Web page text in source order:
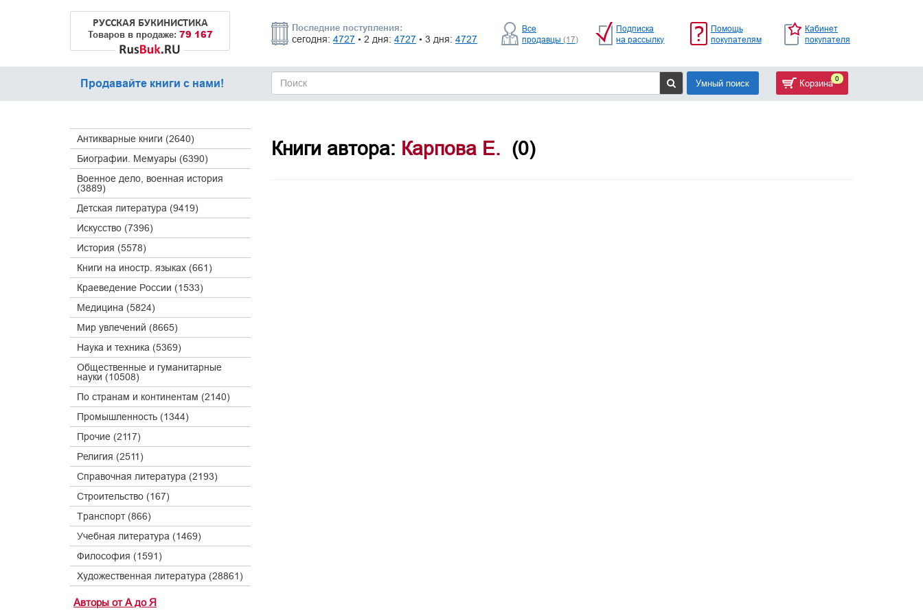
РУССКАЯ БУКИНИСТИКА
Товаров в продаже: 79 167
Последние поступления:
сегодня: 4727 • 2 дня: 4727 • 3 дня: 4727
Все
продавцы (17)
Подписка
на рассылку
Помощь
покупателям
Кабинет
покупателя
Продавайте книги с нами! Умный поиск Корзина 0
Антикварные книги (2640)
Биографии. Мемуары (6390)
Военное дело, военная история
(3889)
Детская литература (9419)
Искусство (7396)
История (5578)
Книги на иностр. языках (661)
Краеведение России (1533)
Медицина (5824)
Мир увлечений (8665)
Наука и техника (5369)
Общественные и гуманитарные
науки (10508)
По странам и континентам (2140)
Промышленность (1344)
Прочие (2117)
Религия (2511)
Справочная литература (2193)
Строительство (167)
Транспорт (866)
Учебная литература (1469)
Философия (1591)
Художественная литература (28861)
Авторы от А до Я
Книги автора: Карпова Е. (0)